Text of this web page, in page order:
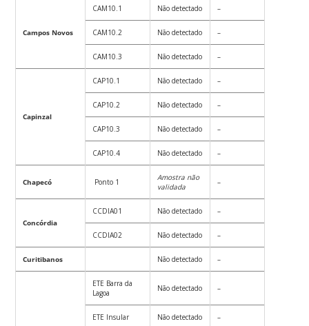
Campos Novos
CAM10.1 Não detectado –
CAM10.2 Não detectado –
CAM10.3 Não detectado –
Capinzal
CAP10.1 Não detectado –
CAP10.2 Não detectado –
CAP10.3 Não detectado –
CAP10.4 Não detectado –
Chapecó Ponto 1
Amostra não
validada
–
Concórdia
CCDIA01 Não detectado –
CCDIA02 Não detectado –
Curitibanos Não detectado –
ETE Barra da
Lagoa
Não detectado –
ETE Insular Não detectado –